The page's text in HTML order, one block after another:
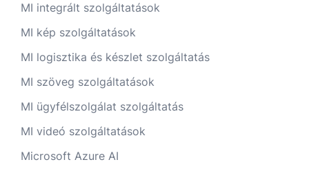
MI integrált szolgáltatások
MI kép szolgáltatások
MI logisztika és készlet szolgáltatás
MI szöveg szolgáltatások
MI ügyfélszolgálat szolgáltatás
MI videó szolgáltatások
Microsoft Azure AI